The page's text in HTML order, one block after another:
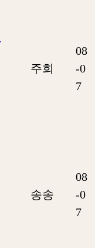
주희
08
-0
7
송송
08
-0
7